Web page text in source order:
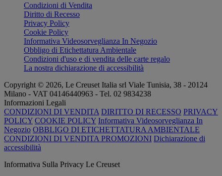
Condizioni di Vendita
Diritto di Recesso
Privacy Policy
Cookie Policy
Informativa Videosorveglianza In Negozio
Obbligo di Etichettatura Ambientale
Condizioni d'uso e di vendita delle carte regalo
La nostra dichiarazione di accessibilità
Copyright © 2026, Le Creuset Italia srl ​​Viale Tunisia, 38 - 20124
Milano - VAT 04146440963 - Tel. 02 9834238
Informazioni Legali
CONDIZIONI DI VENDITA DIRITTO DI RECESSO PRIVACY
POLICY COOKIE POLICY Informativa Videosorveglianza In
Negozio OBBLIGO DI ETICHETTATURA AMBIENTALE
CONDIZIONI DI VENDITA PROMOZIONI Dichiarazione di
accessibilità
Informativa Sulla Privacy Le Creuset